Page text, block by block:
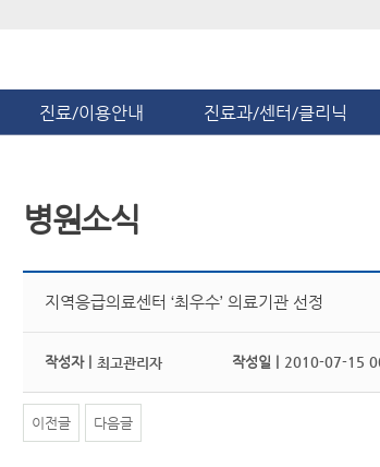
진료/이용안내 진료과/센터/클리닉
병원소식
지역응급의료센터 ‘최우수’ 의료기관 선정
작성자 | 최고관리자 작성일 | 2010-07-15
이전글 다음글